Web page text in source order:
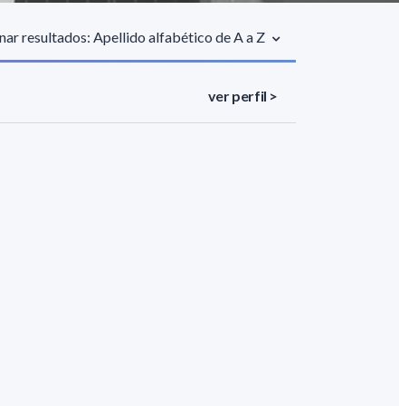
resultados: Apellido alfabético de A a Z
ver perfil >